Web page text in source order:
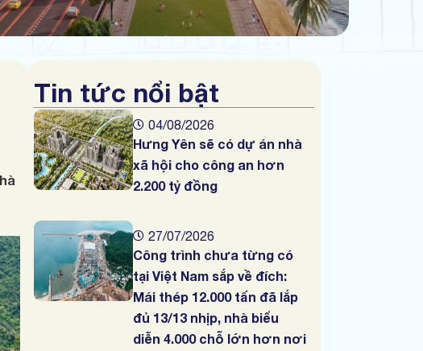
Tin tức nổi bật
04/08/2026
Hưng Yên sẽ có dự án nhà
xã hội cho công an hơn
2.200 tỷ đồng
27/07/2026
Công trình chưa từng có
tại Việt Nam sắp về đích:
Mái thép 12.000 tấn đã lắp
đủ 13/13 nhịp, nhà biểu
diễn 4.000 chỗ lớn hơn nơi